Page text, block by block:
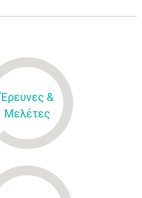
Έρευνες &
Μελέτες